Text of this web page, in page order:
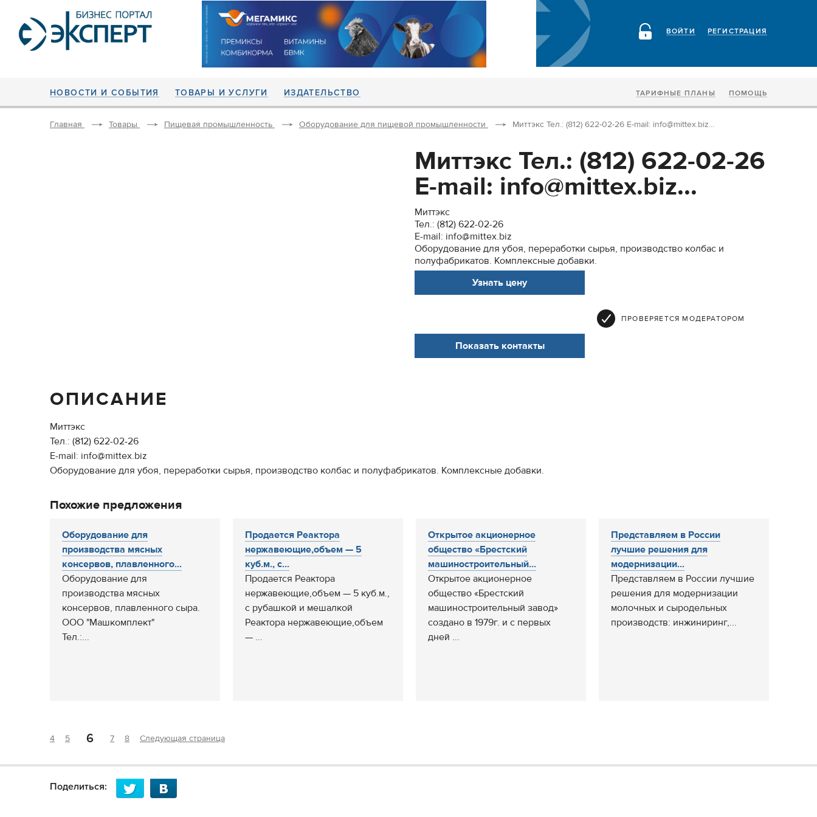
РЕГИСТРАЦИЯ
ВОЙТИ
НОВОСТИ И СОБЫТИЯ ТОВАРЫ И УСЛУГИ ИЗДАТЕЛЬСТВО ТАРИФНЫЕ ПЛАНЫ ПОМОЩЬ
Главная Товары Пищевая промышленность Оборудование для пищевой промышленности Миттэкс Тел.: (812) 622-02-26 E-mail: info@mittex.biz...
Миттэкс Тел.: (812) 622-02-26
E-mail: info@mittex.biz...
Миттэкс
Тел.: (812) 622-02-26
E-mail: info@mittex.biz
Оборудование для убоя, переработки сырья, производство колбас и
полуфабрикатов. Комплексные добавки.
Узнать цену
ПРОВЕРЯЕТСЯ МОДЕРАТОРОМ
Показать контакты
ОПИСАНИЕ
Миттэкс
Тел.: (812) 622-02-26
E-mail: info@mittex.biz
Оборудование для убоя, переработки сырья, производство колбас и полуфабрикатов. Комплексные добавки.
Похожие предложения
Оборудование для
производства мясных
консервов, плавленного...
Оборудование для
производства мясных
консервов, плавленного сыра.
ООО "Машкомплект"
Тел.:...
Продается Реактора
нержавеющие,объем — 5
куб.м., с...
Продается Реактора
нержавеющие,объем — 5 куб.м.,
с рубашкой и мешалкой
Реактора нержавеющие,объем
— ...
Открытое акционерное
общество «Брестский
машиностроительный...
Открытое акционерное
общество «Брестский
машиностроительный завод»
создано в 1979г. и с первых
дней ...
Представляем в России
лучшие решения для
модернизации...
Представляем в России лучшие
решения для модернизации
молочных и сыродельных
производств: инжиниринг,...
4 5 6 7 8 Следующая страница
Поделиться: